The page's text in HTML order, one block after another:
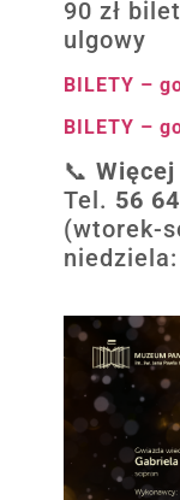
90 zł
ulgowy
BILETY –
BILETY –
📞
Tel. 56
(wtorek-